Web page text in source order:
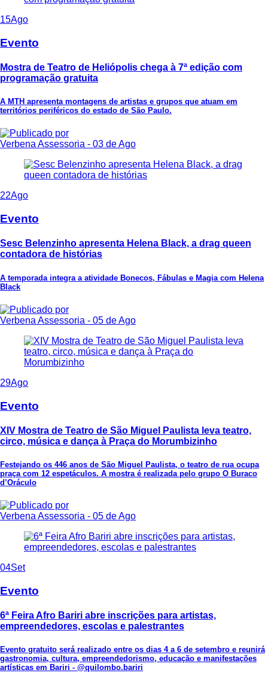
15Ago
Evento
Mostra de Teatro de Heliópolis chega à 7ª edição com
programação gratuita
A MTH apresenta montagens de artistas e grupos que atuam em
territórios periféricos do estado de São Paulo.
Verbena Assessoria - 03 de Ago
22Ago
Evento
Sesc Belenzinho apresenta Helena Black, a drag queen
contadora de histórias
A temporada integra a atividade Bonecos, Fábulas e Magia com Helena
Black
Verbena Assessoria - 05 de Ago
29Ago
Evento
XIV Mostra de Teatro de São Miguel Paulista leva teatro,
circo, música e dança à Praça do Morumbizinho
Festejando os 446 anos de São Miguel Paulista, o teatro de rua ocupa
praça com 12 espetáculos. A mostra é realizada pelo grupo O Buraco
d’Oráculo
Verbena Assessoria - 05 de Ago
04Set
Evento
6ª Feira Afro Bariri abre inscrições para artistas,
empreendedores, escolas e palestrantes
Evento gratuito será realizado entre os dias 4 a 6 de setembro e reunirá
gastronomia, cultura, empreendedorismo, educação e manifestações
artísticas em Bariri - @quilombo.bariri